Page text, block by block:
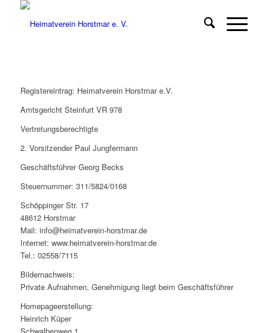
Registereintrag: Heimatverein Horstmar e.V.
Amtsgericht Steinfurt VR 978
Vertretungsberechtigte
2. Vorsitzender Paul Jungfermann
Geschäftsführer Georg Becks
Steuernummer: 311/5824/0168
Schöppinger Str. 17
48612 Horstmar
Mail: info@heimatverein-horstmar.de
Internet: www.heimatverein-horstmar.de
Tel.: 02558/7115
Bildernachweis:
Private Aufnahmen, Genehmigung liegt beim Geschäftsführer
Homepageerstellung:
Heinrich Küper